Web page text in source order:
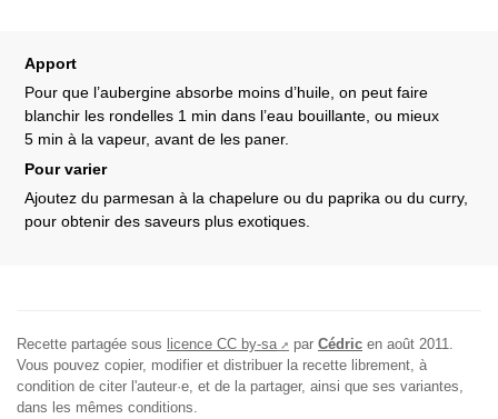
Apport
Pour que l’aubergine absorbe moins d’huile, on peut faire
blanchir les rondelles 1 min dans l’eau bouillante, ou mieux
5 min à la vapeur, avant de les paner.
Pour varier
Ajoutez du parmesan à la chapelure ou du paprika ou du curry,
pour obtenir des saveurs plus exotiques.
Recette partagée sous licence CC by-sa par Cédric en août 2011
Vous pouvez copier, modifier et distribuer la recette librement, à
condition de citer l'auteur·e, et de la partager, ainsi que ses variantes,
dans les mêmes conditions.